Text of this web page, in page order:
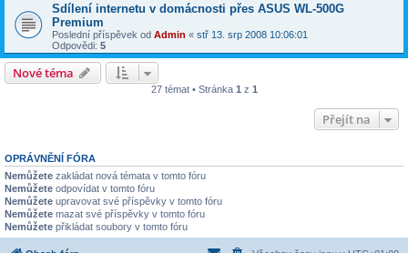
Sdílení internetu v domácnosti přes ASUS WL-500G
Premium
Poslední příspěvek od Admin « stř 13. srp 2008 10:06:01
Odpovědi: 5
Nové téma
27 témat • Stránka 1 z 1
Přejít na
OPRÁVNĚNÍ FÓRA
Nemůžete zakládat nová témata v tomto fóru
Nemůžete odpovídat v tomto fóru
Nemůžete upravovat své příspěvky v tomto fóru
Nemůžete mazat své příspěvky v tomto fóru
Nemůžete přikládat soubory v tomto fóru